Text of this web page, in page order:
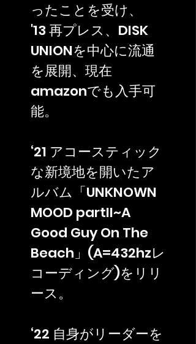
ったことを受け、
'13 再プレス、DISK
UNIONを中心に流通
を展開、現在
amazonでも入手可
能。
‘21 アコースティック
な新境地を開いたア
ルバム「UNKNOWN
MOOD partII~A
Good Guy On The
Beach」(A=432hzレ
コーディング)をリリ
ース。
‘22 自身がリーダーを